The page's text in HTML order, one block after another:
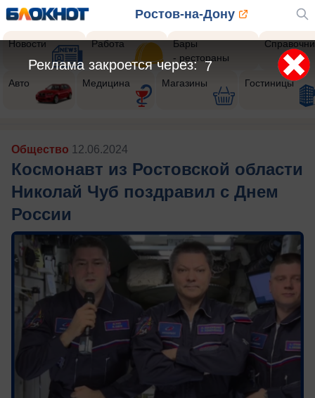
Ростов-на-Дону
Новости Работа
Бары
- рестораны
Авто Медицина Магазины Гостиницы
Общество 12.06.2024
Космонавт из Ростовской области
Николай Чуб поздравил с Днем
России
5
Реклама закроется через: